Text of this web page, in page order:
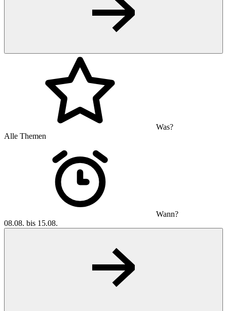
Was?
Alle Themen
Wann?
08.08. bis 15.08.